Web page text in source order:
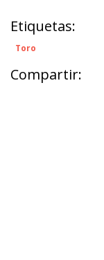
Etiquetas:
Toro
Compartir: